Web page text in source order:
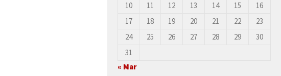
10
11 12 13 14 15
16
17
18 19 20 21 22
23
24
25 26 27 28 29
30
31
« Mar